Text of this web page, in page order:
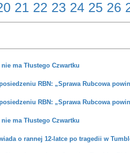
21 22 23 24 25 26
ma Tłustego Czwartku
RBN: „Sprawa Rubcowa
RBN: „Sprawa Rubcowa
ma Tłustego Czwartku
o rannej 12-latce po tragedii w